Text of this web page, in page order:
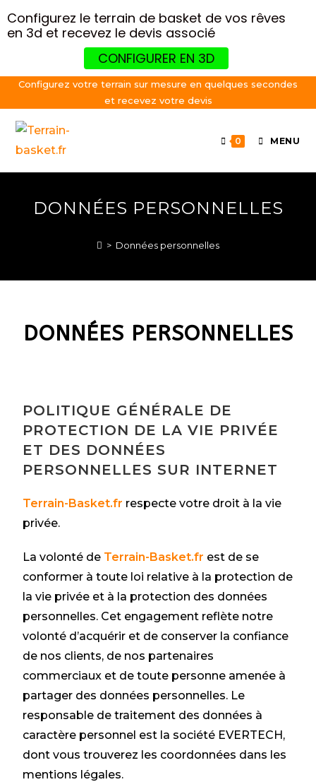
Configurez votre terrain sur mesure en quelques secondes
et recevez votre devis
0 MENU
DONNÉES PERSONNELLES
> Données personnelles
DONNÉES PERSONNELLES
POLITIQUE GÉNÉRALE DE
PROTECTION DE LA VIE PRIVÉE
ET DES DONNÉES
PERSONNELLES SUR INTERNET
Terrain-Basket.fr respecte votre droit à la vie
privée.
La volonté de Terrain-Basket.fr est de se
conformer à toute loi relative à la protection de
la vie privée et à la protection des données
personnelles. Cet engagement reflète notre
volonté d’acquérir et de conserver la confiance
de nos clients, de nos partenaires
commerciaux et de toute personne amenée à
partager des données personnelles. Le
responsable de traitement des données à
caractère personnel est la société EVERTECH,
dont vous trouverez les coordonnées dans les
mentions légales.
Configurez le terrain de basket de vos rêves
en 3d et recevez le devis associé
CONFIGURER EN 3D